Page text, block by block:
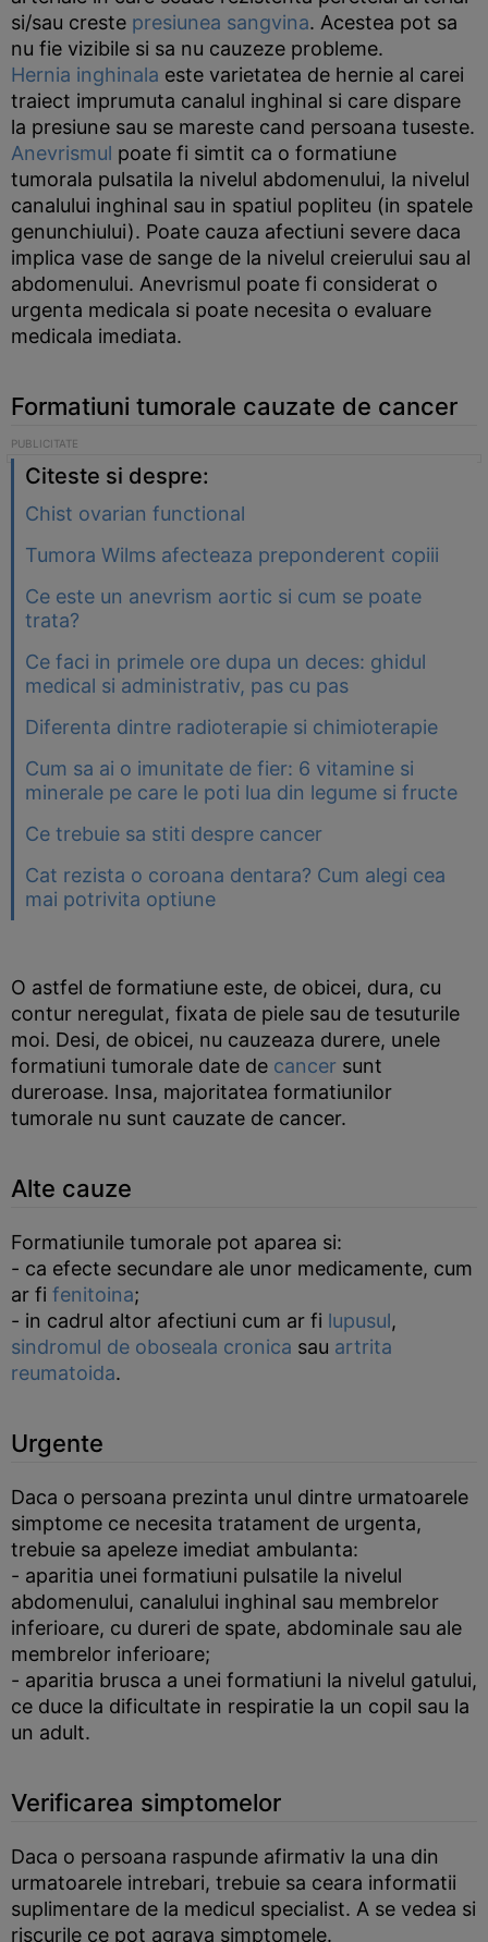
si/sau creste presiunea sangvina. Acestea pot sa
nu fie vizibile si sa nu cauzeze probleme.
Hernia inghinala este varietatea de hernie al carei
traiect imprumuta canalul inghinal si care dispare
la presiune sau se mareste cand persoana tuseste.
Anevrismul poate fi simtit ca o formatiune
tumorala pulsatila la nivelul abdomenului, la nivelul
canalului inghinal sau in spatiul popliteu (in spatele
genunchiului). Poate cauza afectiuni severe daca
implica vase de sange de la nivelul creierului sau al
abdomenului. Anevrismul poate fi considerat o
urgenta medicala si poate necesita o evaluare
medicala imediata.
Formatiuni tumorale cauzate de cancer
Citeste si despre:
Chist ovarian functional
Tumora Wilms afecteaza preponderent copiii
Ce este un anevrism aortic si cum se poate
trata?
Ce faci in primele ore dupa un deces: ghidul
medical si administrativ, pas cu pas
Diferenta dintre radioterapie si chimioterapie
Cum sa ai o imunitate de fier: 6 vitamine si
minerale pe care le poti lua din legume si fructe
Ce trebuie sa stiti despre cancer
Cat rezista o coroana dentara? Cum alegi cea
mai potrivita optiune
O astfel de formatiune este, de obicei, dura, cu
contur neregulat, fixata de piele sau de tesuturile
moi. Desi, de obicei, nu cauzeaza durere, unele
formatiuni tumorale date de cancer sunt
dureroase. Insa, majoritatea formatiunilor
tumorale nu sunt cauzate de cancer.
Alte cauze
Formatiunile tumorale pot aparea si:
- ca efecte secundare ale unor medicamente, cum
ar fi fenitoina;
- in cadrul altor afectiuni cum ar fi lupusul,
sindromul de oboseala cronica sau artrita
reumatoida.
Urgente
Daca o persoana prezinta unul dintre urmatoarele
simptome ce necesita tratament de urgenta,
trebuie sa apeleze imediat ambulanta:
- aparitia unei formatiuni pulsatile la nivelul
abdomenului, canalului inghinal sau membrelor
inferioare, cu dureri de spate, abdominale sau ale
membrelor inferioare;
- aparitia brusca a unei formatiuni la nivelul gatului,
ce duce la dificultate in respiratie la un copil sau la
un adult.
Verificarea simptomelor
Daca o persoana raspunde afirmativ la una din
urmatoarele intrebari, trebuie sa ceara informatii
suplimentare de la medicul specialist. A se vedea si
riscurile ce pot agrava simptomele.